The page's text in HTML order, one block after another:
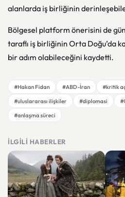
alanlarda iş birliğinin
Bölgesel platform önerisini de
taraflı iş birliğinin Orta Doğu’da
bir adım olabileceğini kaydetti.
#Hakan Fidan #ABD-İran
#kritik
#uluslararası ilişkiler
#diplomasi
#anlaşma süreci
İLGILI HABERLER